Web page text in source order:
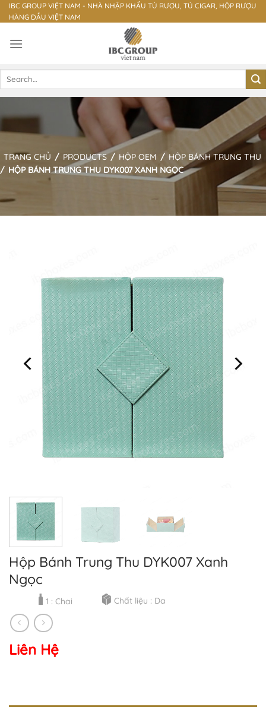
Skip
to
IBC GROUP VIỆT NAM - NHÀ NHẬP KHẨU TỦ RƯỢU, TỦ CIGAR, HỘP RƯỢU
HÀNG ĐẦU VIỆT NAM
Search
TRANG CHỦ / PRODUCTS / HỘP OEM / HỘP BÁNH TRUNG THU
/ HỘP BÁNH TRUNG THU DYK007 XANH NGỌC
Hộp Bánh Trung Thu DYK007 Xanh
Ngọc
1 : Chai Chất liệu : Da
Liên Hệ